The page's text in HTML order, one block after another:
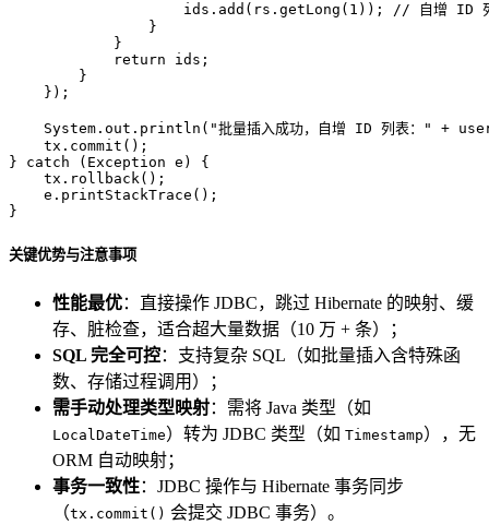
                    ids.add(rs.getLong(
1 )); // 自增 ID 列
                }
            }
return ids;
        }
    });
    System.out.println(
"批量插入成功，自增 ID 列表："
+
    tx.commit();
} catch (Exception e) {
    tx.rollback();
    e.printStackTrace();
}
关键优势与注意事项
性能最优：直接操作 JDBC，跳过 Hibernate 的映射、缓
存、脏检查，适合超大量数据（10 万 + 条）；
SQL 完全可控：支持复杂 SQL（如批量插入含特殊函
数、存储过程调用）；
需手动处理类型映射：需将 Java 类型（如
LocalDateTime）转为 JDBC 类型（如 Timestamp），无
ORM 自动映射；
事务一致性：JDBC 操作与 Hibernate 事务同步
（tx.commit() 会提交 JDBC 事务）。